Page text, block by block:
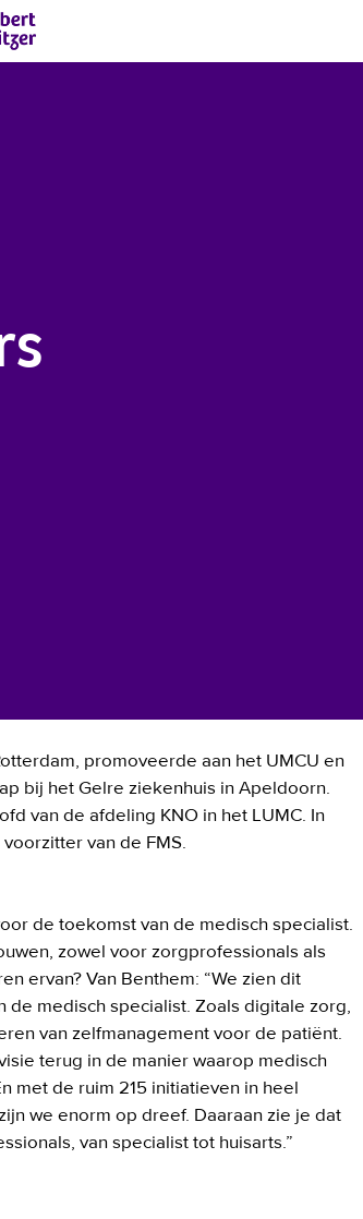
promoveerde aan het UMCU en
bij het Gelre ziekenhuis in Apeldoorn.
van de afdeling KNO in het LUMC. In
van de FMS.
de toekomst van de medisch specialist.
zowel voor zorgprofessionals als
ervan? Van Benthem: “We zien dit
medisch specialist. Zoals digitale zorg,
van zelfmanagement voor de patiënt.
terug in de manier waarop medisch
met de ruim 215 initiatieven in heel
we enorm op dreef. Daaraan zie je dat
van specialist tot huisarts.”